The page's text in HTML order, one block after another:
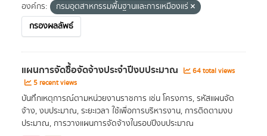
องค์กร:
กรมอุตสาหกรรมพื้นฐานและการเหมืองแร่
กรองผลลัพธ์
แผนการจัดซื้อจัดจ้างประจำปีงบประมาณ
64 total views
5 recent views
บันทึกเหตุการณ์ตามหน่วยงานราชการ เช่น โครงการ, รหัสแผนจัด
จ้าง, งบประมาณ, ระยะเวลา ใช้เพื่อการบริหารงาน, การติดตามงบ
ประมาณ, การวางแผนการจัดจ้างในรอบปีงบประมาณ